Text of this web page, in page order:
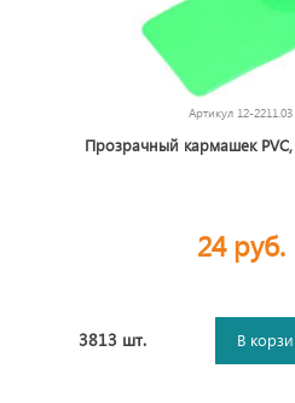
Артикул 12-2211.03
Прозрачный кармашек
24 руб.
3813 шт. В